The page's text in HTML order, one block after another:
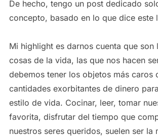
De hecho, tengo un post dedicado
concepto, basado en lo que dice este
Mi highlight es darnos cuenta que son
cosas de la vida, las que nos hacen
debemos tener los objetos más caros
cantidades exorbitantes de dinero
estilo de vida. Cocinar, leer, tomar
favorita, disfrutar del tiempo que
nuestros seres queridos, suelen ser la